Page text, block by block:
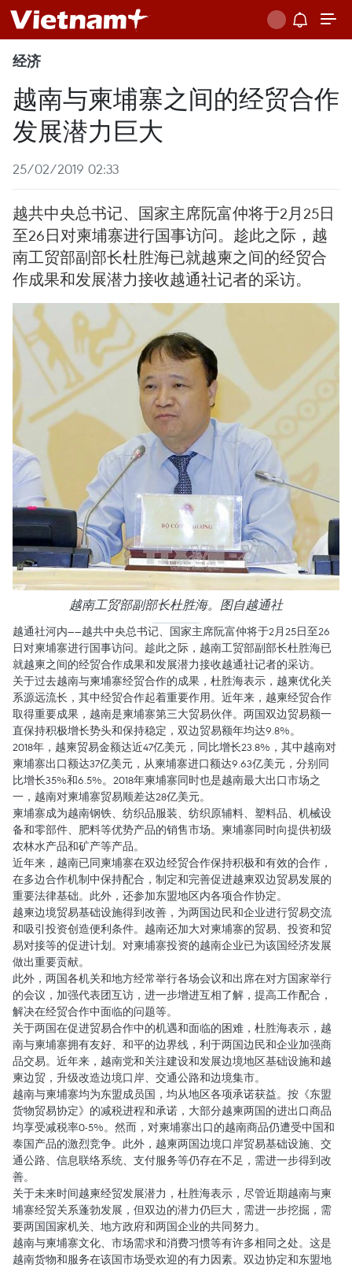
经济
越南与柬埔寨之间的经贸合作
发展潜力巨大
25/02/2019 02:33
越共中央总书记、国家主席阮富仲将于2月25日
至26日对柬埔寨进行国事访问。趁此之际，越
南工贸部副部长杜胜海已就越柬之间的经贸合
作成果和发展潜力接收越通社记者的采访。
越南工贸部副部长杜胜海。图自越通社
越通社河内——越共中央总书记、国家主席阮富仲将于2月25日至26
日对柬埔寨进行国事访问。趁此之际，越南工贸部副部长杜胜海已
就越柬之间的经贸合作成果和发展潜力接收越通社记者的采访。
关于过去越南与柬埔寨经贸合作的成果，杜胜海表示，越柬优化关
系源远流长，其中经贸合作起着重要作用。近年来，越柬经贸合作
取得重要成果，越南是柬埔寨第三大贸易伙伴。两国双边贸易额一
直保持积极增长势头和保持稳定，双边贸易额年均达9.8%。
2018年，越柬贸易金额达近47亿美元，同比增长23.8%，其中越南对
柬埔寨出口额达37亿美元，从柬埔寨进口额达9.63亿美元，分别同
比增长35%和6.5%。2018年柬埔寨同时也是越南最大出口市场之
一，越南对柬埔寨贸易顺差达28亿美元。
柬埔寨成为越南钢铁、纺织品服装、纺织原辅料、塑料品、机械设
备和零部件、肥料等优势产品的销售市场。柬埔寨同时向提供初级
农林水产品和矿产等产品。
近年来，越南已同柬埔寨在双边经贸合作保持积极和有效的合作，
在多边合作机制中保持配合，制定和完善促进越柬双边贸易发展的
重要法律基础。此外，还参加东盟地区内各项合作协定。
越柬边境贸易基础设施得到改善，为两国边民和企业进行贸易交流
和吸引投资创造便利条件。越南还加大对柬埔寨的贸易、投资和贸
易对接等的促进计划。对柬埔寨投资的越南企业已为该国经济发展
做出重要贡献。
此外，两国各机关和地方经常举行各场会议和出席在对方国家举行
的会议，加强代表团互访，进一步增进互相了解，提高工作配合，
解决在经贸合作中面临的问题等。
关于两国在促进贸易合作中的机遇和面临的困难，杜胜海表示，越
南与柬埔寨拥有友好、和平的边界线，利于两国边民和企业加强商
品交易。近年来，越南党和关注建设和发展边境地区基础设施和越
柬边贸，升级改造边境口岸、交通公路和边境集市。
越南与柬埔寨均为东盟成员国，均从地区各项承诺获益。按《东盟
货物贸易协定》的减税进程和承诺，大部分越柬两国的进出口商品
均享受减税率0-5%。然而，对柬埔寨出口的越南商品仍遭受中国和
泰国产品的激烈竞争。此外，越柬两国边境口岸贸易基础设施、交
通公路、信息联络系统、支付服务等仍存在不足，需进一步得到改
善。
关于未来时间越柬经贸发展潜力，杜胜海表示，尽管近期越南与柬
埔寨经贸关系蓬勃发展，但双边的潜力仍巨大，需进一步挖掘，需
要两国国家机关、地方政府和两国企业的共同努力。
越南与柬埔寨文化、市场需求和消费习惯等有许多相同之处。这是
越南货物和服务在该国市场受欢迎的有力因素。双边协定和东盟地